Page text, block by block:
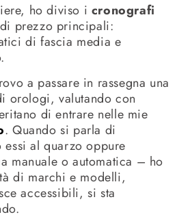
ho diviso i cronografi
prezzo principali:
di fascia media e
a passare in rassegna una
orologi, valutando con
di entrare nelle mie
. Quando si parla di
al quarzo oppure
manuale o automatica – ho
di marchi e modelli,
accessibili, si sta